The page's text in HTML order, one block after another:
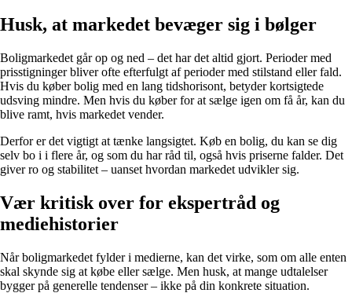
Husk, at markedet bevæger sig i bølger
Boligmarkedet går op og ned – det har det altid gjort. Perioder med
prisstigninger bliver ofte efterfulgt af perioder med stilstand eller fald.
Hvis du køber bolig med en lang tidshorisont, betyder kortsigtede
udsving mindre. Men hvis du køber for at sælge igen om få år, kan du
blive ramt, hvis markedet vender.
Derfor er det vigtigt at tænke langsigtet. Køb en bolig, du kan se dig
selv bo i i flere år, og som du har råd til, også hvis priserne falder. Det
giver ro og stabilitet – uanset hvordan markedet udvikler sig.
Vær kritisk over for ekspertråd og
mediehistorier
Når boligmarkedet fylder i medierne, kan det virke, som om alle enten
skal skynde sig at købe eller sælge. Men husk, at mange udtalelser
bygger på generelle tendenser – ikke på din konkrete situation.